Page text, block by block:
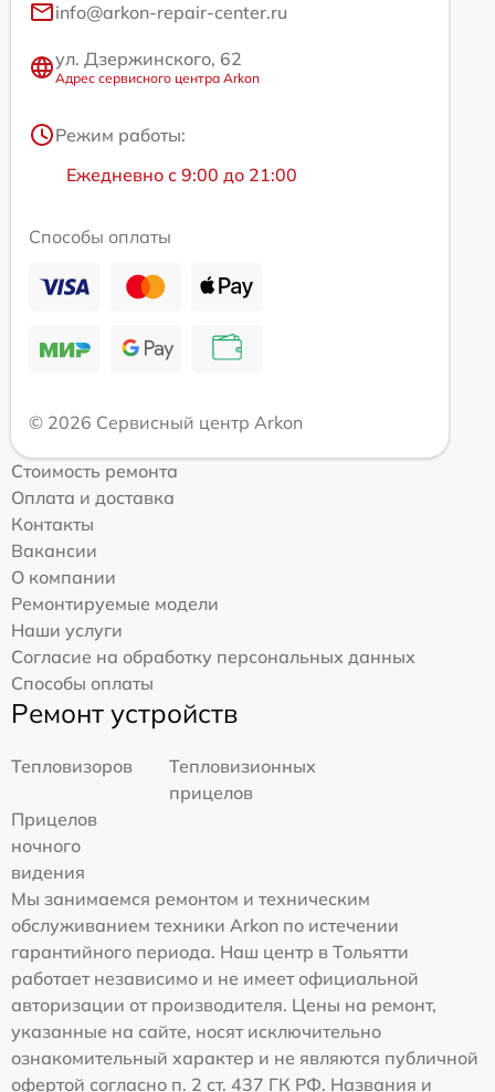
info@arkon-repair-center.ru
ул. Дзержинского, 62
Адрес сервисного центра Arkon
Режим работы:
Ежедневно с 9:00 до 21:00
Способы оплаты
© 2026 Сервисный центр Arkon
Стоимость ремонта
Оплата и доставка
Контакты
Вакансии
О компании
Ремонтируемые модели
Наши услуги
Согласие на обработку персональных данных
Способы оплаты
Ремонт устройств
Тепловизоров
Тепловизионных
прицелов
Прицелов
ночного
видения
Мы занимаемся ремонтом и техническим
обслуживанием техники Arkon по истечении
гарантийного периода. Наш центр в Тольятти
работает независимо и не имеет официальной
авторизации от производителя. Цены на ремонт,
указанные на сайте, носят исключительно
ознакомительный характер и не являются публичной
офертой согласно п. 2 ст. 437 ГК РФ. Названия и